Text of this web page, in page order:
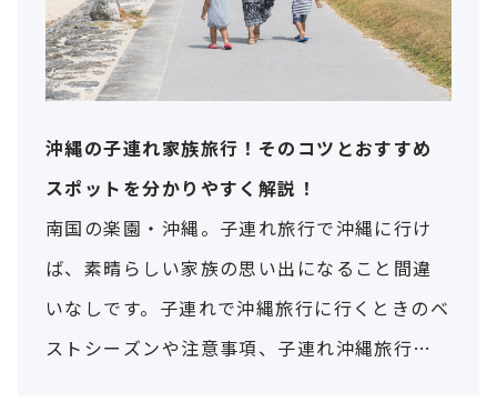
沖縄の子連れ家族旅行！そのコツとおすすめ
スポットを分かりやすく解説！
南国の楽園・沖縄。子連れ旅行で沖縄に行け
ば、素晴らしい家族の思い出になること間違
いなしです。子連れで沖縄旅行に行くときのベ
ストシーズンや注意事項、子連れ沖縄旅行の